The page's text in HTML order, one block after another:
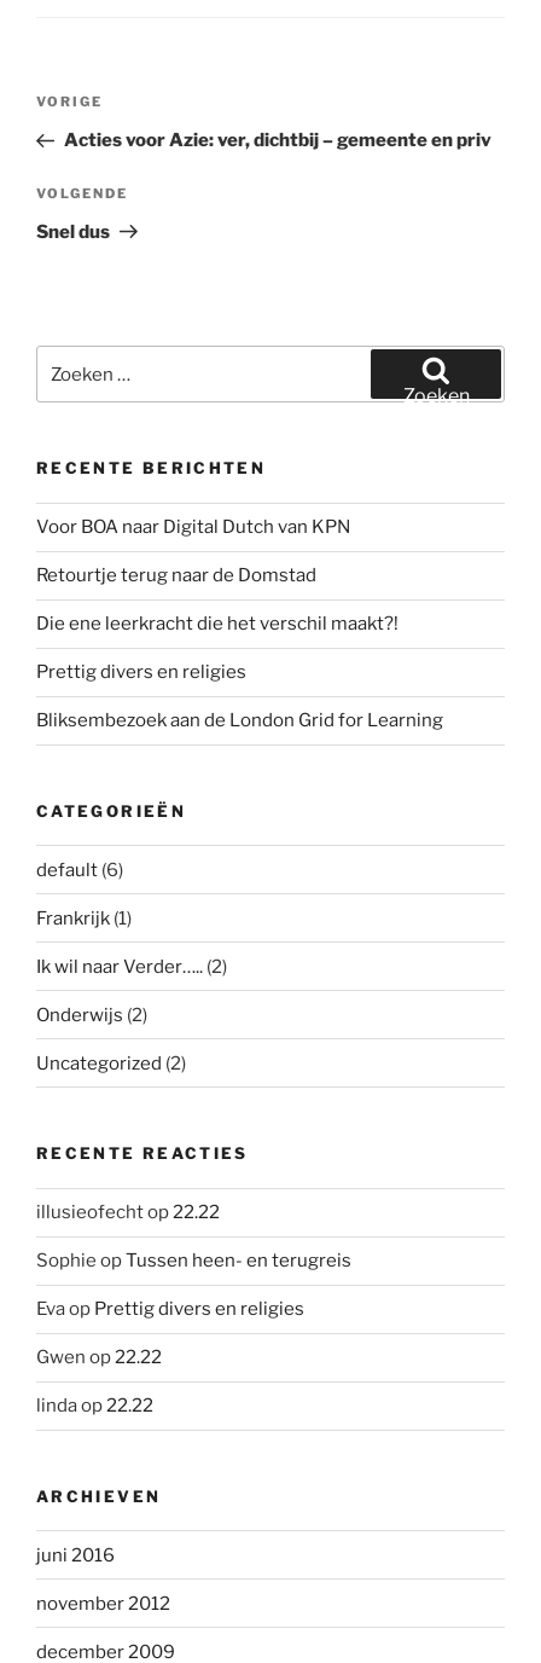
Bericht
Vorig
bericht
VORIGE
Acties voor Azie: ver, dichtbij – gemeente en priv
Volgend
bericht
VOLGENDE
Snel dus
naar:
Zoeken
RECENTE BERICHTEN
Voor BOA naar Digital Dutch van KPN
Retourtje terug naar de Domstad
Die ene leerkracht die het verschil maakt?!
Prettig divers en religies
Bliksembezoek aan de London Grid for Learning
CATEGORIEËN
default (6)
Frankrijk (1)
Ik wil naar Verder….. (2)
Onderwijs (2)
Uncategorized (2)
RECENTE REACTIES
illusieofechtop22.22
Sophie opTussen heen- en terugreis
Evaop Prettig divers en religies
Gwen op22.22
lindaop22.22
ARCHIEVEN
juni 2016
november 2012
december 2009